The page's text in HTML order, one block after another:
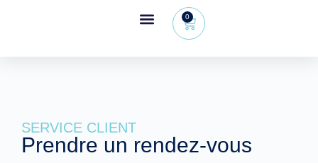
0
SERVICE CLIENT
Prendre un rendez-vous